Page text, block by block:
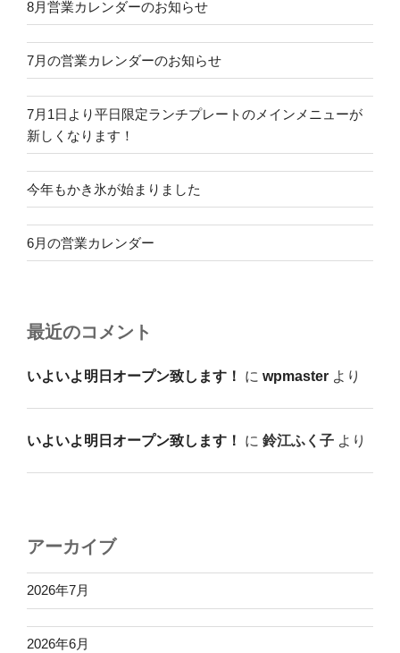
8月営業カレンダーのお知らせ
7月の営業カレンダーのお知らせ
7月1日より平日限定ランチプレートのメインメニューが
新しくなります！
今年もかき氷が始まりました
6月の営業カレンダー
最近のコメント
いよいよ明日オープン致します！ に wpmaster より
いよいよ明日オープン致します！ に 鈴江ふく子 より
アーカイブ
2026年7月
2026年6月